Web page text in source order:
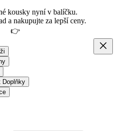
kousky nyní v balíčku.
a nakupujte za lepší ceny.
👉
Doplňky